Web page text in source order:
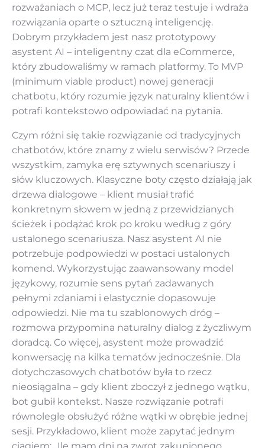
rozważaniach o MCP, lecz już teraz testuje i wdraża
rozwiązania oparte o sztuczną inteligencję.
Dobrym przykładem jest nasz prototypowy
asystent AI – inteligentny czat dla eCommerce,
który zbudowaliśmy w ramach platformy. To MVP
(minimum viable product) nowej generacji
chatbotu, który rozumie język naturalny klientów i
potrafi kontekstowo odpowiadać na pytania.
Czym różni się takie rozwiązanie od tradycyjnych
chatbotów, które znamy z wielu serwisów? Przede
wszystkim, zamyka erę sztywnych scenariuszy i
słów kluczowych. Klasyczne boty często działają jak
drzewa dialogowe – klient musiał trafić
konkretnym słowem w jedną z przewidzianych
ścieżek i podążać krok po kroku według z góry
ustalonego scenariusza. Nasz asystent AI nie
potrzebuje podpowiedzi w postaci ustalonych
komend. Wykorzystując zaawansowany model
językowy, rozumie sens pytań zadawanych
pełnymi zdaniami i elastycznie dopasowuje
odpowiedzi. Nie ma tu szablonowych dróg –
rozmowa przypomina naturalny dialog z życzliwym
doradcą. Co więcej, asystent może prowadzić
konwersację na kilka tematów jednocześnie. Dla
dotychczasowych chatbotów była to rzecz
nieosiągalna – gdy klient zboczył z jednego wątku,
bot gubił kontekst. Nasze rozwiązanie potrafi
równolegle obsłużyć różne wątki w obrębie jednej
sesji. Przykładowo, klient może zapytać jednym